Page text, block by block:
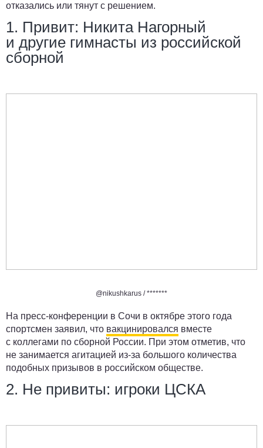
отказались или тянут с решением.
1. Привит: Никита Нагорный
и другие гимнасты из российской
сборной
@nikushkarus /*******
На пресс-конференции в Сочи в октябре этого года
спортсмен заявил, что вакцинировался вместе
с коллегами по сборной России. При этом отметив, что
не занимается агитацией из-за большого количества
подобных призывов в российском обществе.
2. Не привиты: игроки ЦСКА